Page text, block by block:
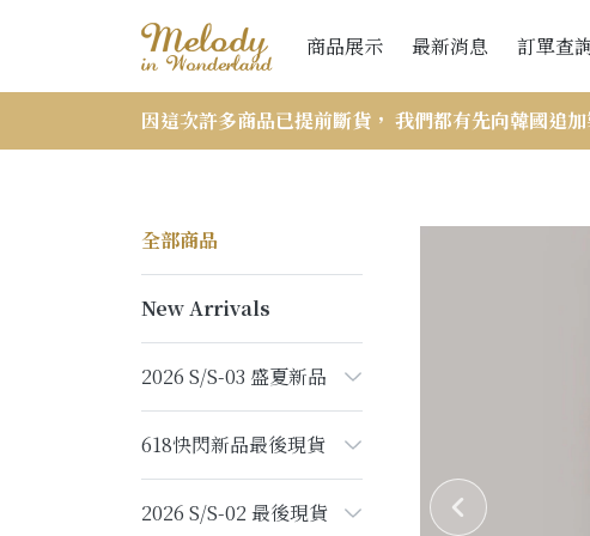
商品展示 最新消息 訂單查
訪客訂
因這次許多商品已提前斷貨， 我們都有先向韓國追
全部商品
New Arrivals
2026 S/S-03 盛夏新品
618快閃新品最後現貨
2026 S/S-02 最後現貨